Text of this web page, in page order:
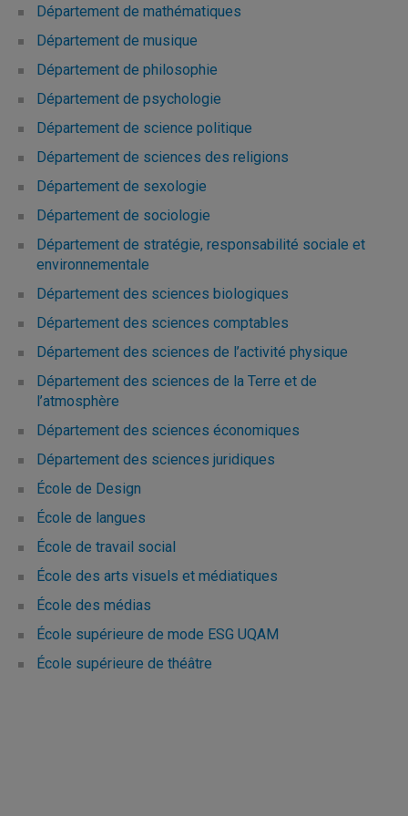
Département de mathématiques
Département de musique
Département de philosophie
Département de psychologie
Département de science politique
Département de sciences des religions
Département de sexologie
Département de sociologie
Département de stratégie, responsabilité sociale et
environnementale
Département des sciences biologiques
Département des sciences comptables
Département des sciences de l’activité physique
Département des sciences de la Terre et de
l’atmosphère
Département des sciences économiques
Département des sciences juridiques
École de Design
École de langues
École de travail social
École des arts visuels et médiatiques
École des médias
École supérieure de mode ESG UQAM
École supérieure de théâtre